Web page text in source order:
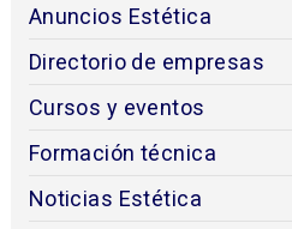
Anuncios Estética
Directorio de empresas
Cursos y eventos
Formación técnica
Noticias Estética